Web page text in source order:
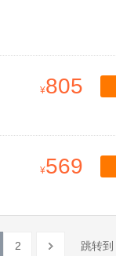
805
569
2 跳转到